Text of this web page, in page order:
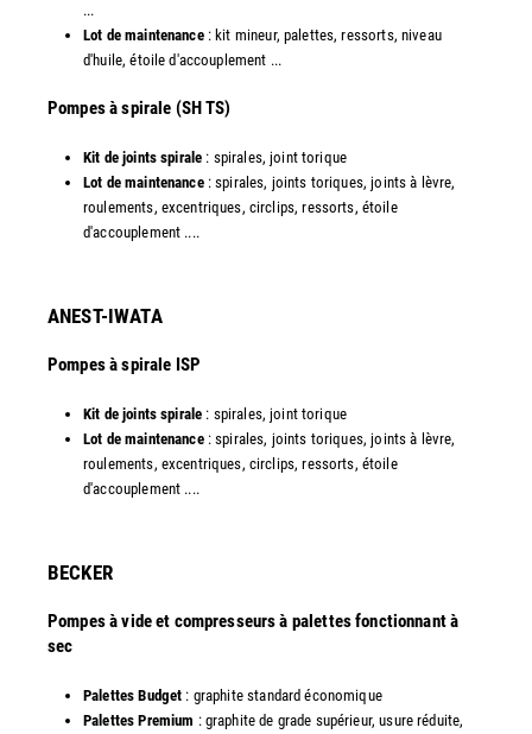
...
Lot de maintenance: kit mineur, palettes, ressorts, niveau
d'huile, étoile d'accouplement ...​
​Pompes à spirale (SH TS)
Kit de joints spirale : spirales, joint torique
Lot de maintenance: spirales, joints toriques, joints à lèvre,
roulements, excentriques, circlips, ressorts, étoile
d'accouplement ....​
ANEST-IWATA
Pompes à spirale ISP
Kit de joints spirale : spirales, joint torique
Lot de maintenance: spirales, joints toriques, joints à lèvre,
roulements, excentriques, circlips, ressorts, étoile
d'accouplement ....
​BECKER
Pompes à vide et compresseurs à palettes fonctionnant à
sec
Palettes Budget : graphite standard économique
Palettes Premium : graphite de grade supérieur, usure réduite,